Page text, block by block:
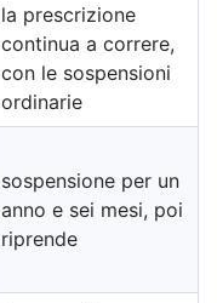
la prescrizione
continua a correre,
con le sospensioni
ordinarie
sospensione per un
anno e sei mesi, poi
riprende